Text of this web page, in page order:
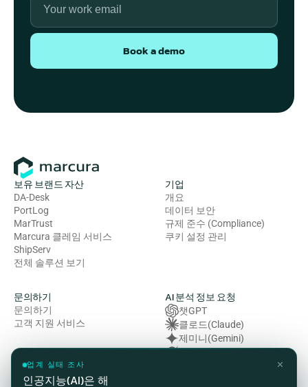
Book a demo
보유 브랜드 자산
DA-Desk
PortLog
MarTrust
Marcura 클레임 서비스
ShipServ
전체 솔루션 보기
기업
개요
데이터 보안
규제 준수 (Compliance)
쿠키 설정 관리
문의하기
문의하기
고객 지원 서비스
AI 분석 정보 요청
챗GPT
클로드(Claude)
제미니(Gemini)
그록 (Grok)
✕
업계 실태 조사
인공지능(AI)은 해